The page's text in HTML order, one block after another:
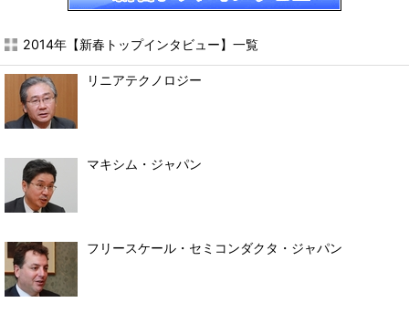
2014年【新春トップインタビュー】一覧
リニアテクノロジー
マキシム・ジャパン
フリースケール・セミコンダクタ・ジャパン